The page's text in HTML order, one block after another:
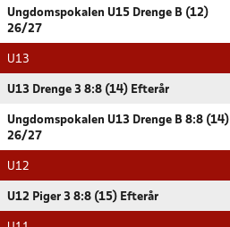
Ungdomspokalen U15 Drenge B (12)
26/27
U13
U13 Drenge 3 8:8 (14) Efterår
Ungdomspokalen U13 Drenge B 8:8 (14)
26/27
U12
U12 Piger 3 8:8 (15) Efterår